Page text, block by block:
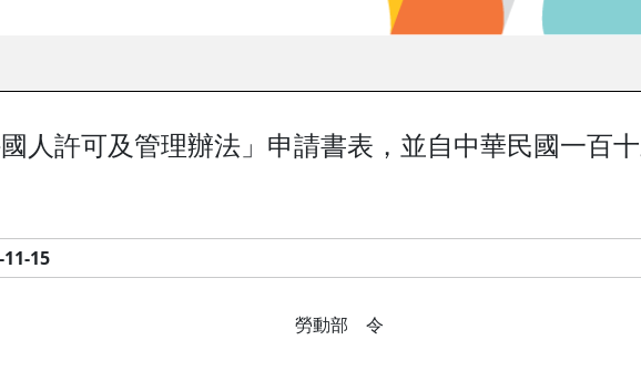
人許可及管理辦法」申請書表，並自中華民國一百
15
勞動部 令